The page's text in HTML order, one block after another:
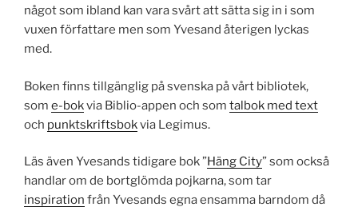
något som ibland kan vara svårt att sätta sig in i som
vuxen författare men som Yvesand återigen lyckas
med.
Boken finns tillgänglig på svenska på vårt bibliotek,
som e-bokvia Biblio-appen och som talbok med text
och punktskriftsbokvia Legimus.
Läs även Yvesands tidigare bok ”Häng City” som också
handlar om de bortglömda pojkarna, som tar
inspiration från Yvesands egna ensamma barndom då